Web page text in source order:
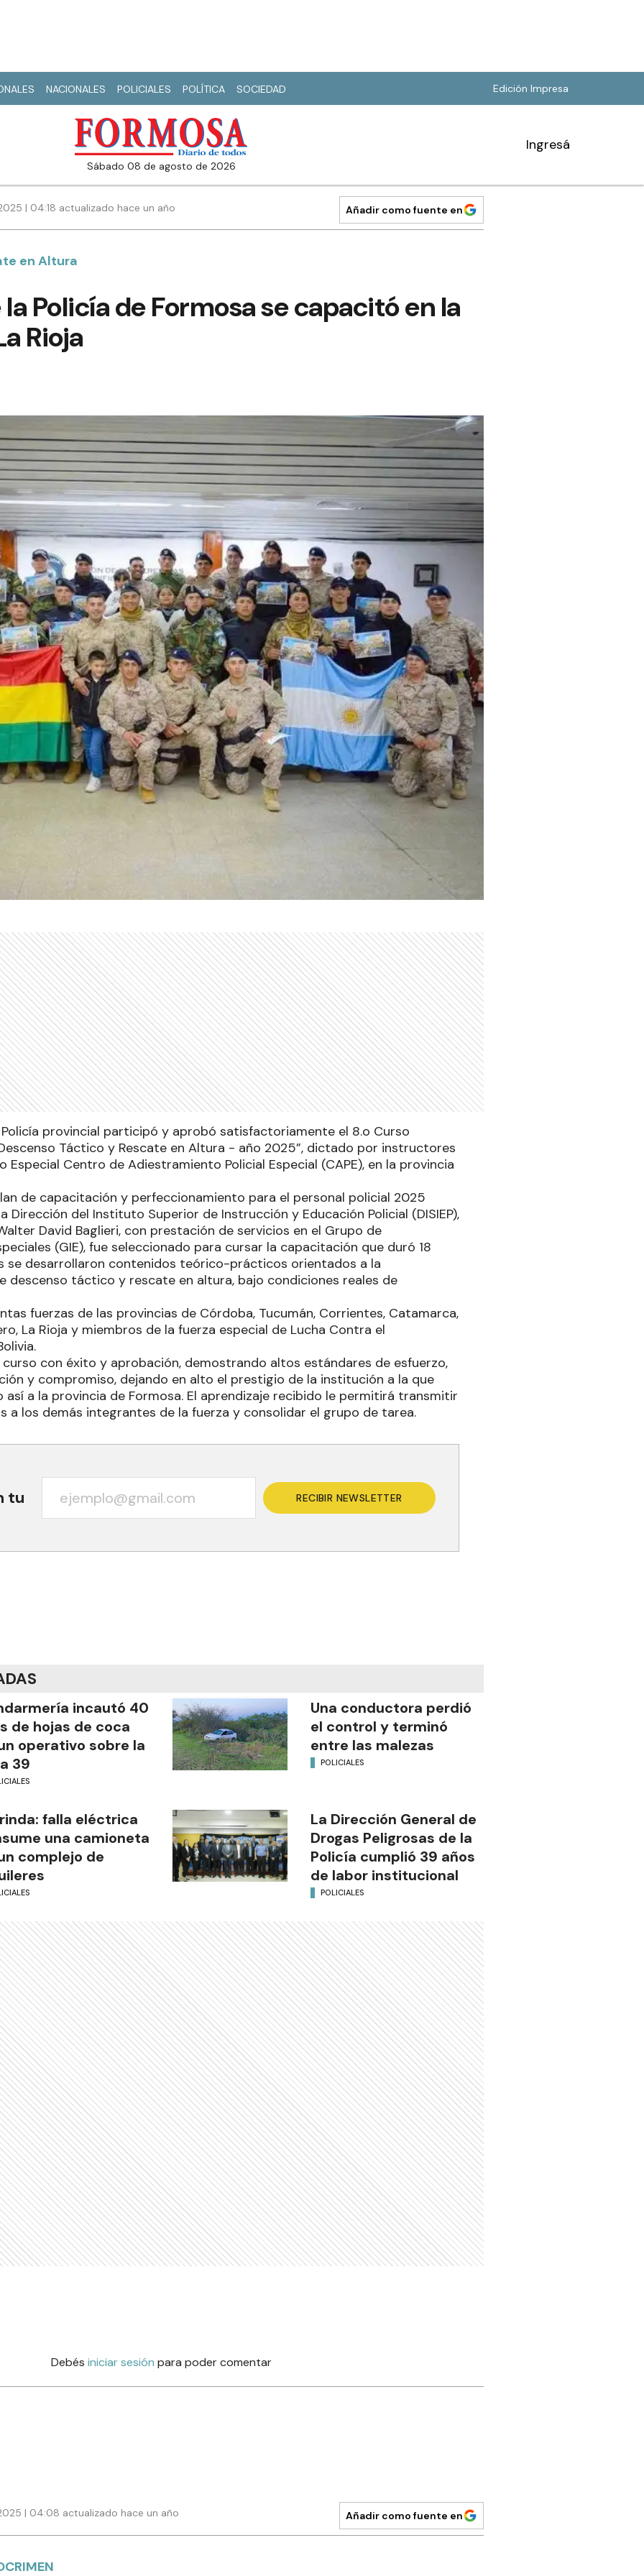
NACIONALES POLICIALES POLÍTICA SOCIEDAD Edición Impresa
sábado 08 de agosto de 2026
Ingresá
| 04:18 actualizado hace un año Añadir como fuente en
en Altura
Policía de Formosa se capacitó en la
Rioja
provincial participó y aprobó satisfactoriamente el 8.o Curso
Táctico y Rescate en Altura - año 2025”, dictado por instructores
Especial Centro de Adiestramiento Policial Especial (CAPE), en la provincia
de capacitación y perfeccionamiento para el personal policial 2025
Dirección del Instituto Superior de Instrucción y Educación Policial (DISIEP),
David Baglieri, con prestación de servicios en el Grupo de
(GIE), fue seleccionado para cursar la capacitación que duró 18
se desarrollaron contenidos teórico-prácticos orientados a la
descenso táctico y rescate en altura, bajo condiciones reales de
fuerzas de las provincias de Córdoba, Tucumán, Corrientes, Catamarca,
La Rioja y miembros de la fuerza especial de Lucha Contra el
curso con éxito y aprobación, demostrando altos estándares de esfuerzo,
y compromiso, dejando en alto el prestigio de la institución a la que
así a la provincia de Formosa. El aprendizaje recibido le permitirá transmitir
a los demás integrantes de la fuerza y consolidar el grupo de tarea.
tu RECIBIR NEWSLETTER
incautó 40
de hojas de coca
operativo sobre la
39
Una conductora perdió
el control y terminó
entre las malezas
POLICIALES
falla eléctrica
una camioneta
complejo de
La Dirección General de
Drogas Peligrosas de la
Policía cumplió 39 años
de labor institucional
POLICIALES
Debés iniciar sesión para poder comentar
| 04:08 actualizado hace un año Añadir como fuente en